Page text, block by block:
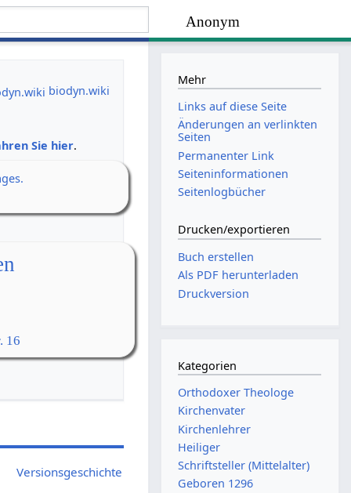
Anonym
biodyn.wiki
Sie hier.
16
Versionsgeschichte
Mehr
Links auf diese Seite
Änderungen an verlinkten
Seiten
Permanenter Link
Seiten­­informationen
Seitenlogbücher
Drucken/­exportieren
Buch erstellen
Als PDF herunterladen
Druckversion
Kategorien
Orthodoxer Theologe
Kirchenvater
Kirchenlehrer
Heiliger
Schriftsteller (Mittelalter)
Geboren 1296